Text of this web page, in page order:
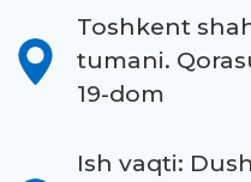
Toshkent
tumani.
19-dom
Ish vaqti: